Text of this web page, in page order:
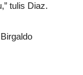
tulis Diaz.